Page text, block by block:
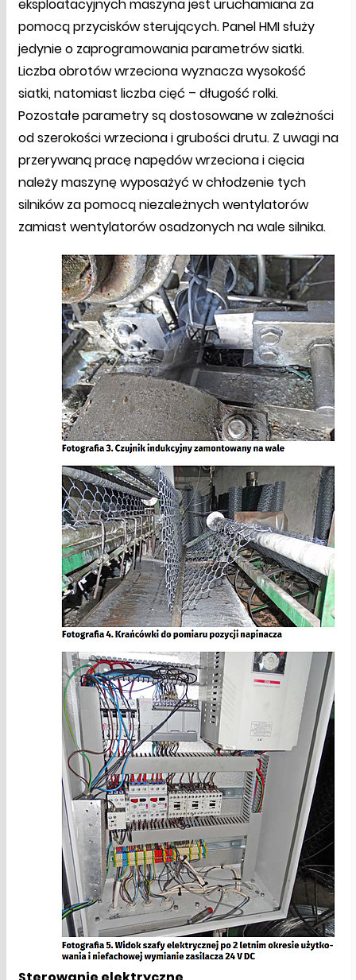
eksploatacyjnych maszyna jest uruchamiana za
pomocą przycisków sterujących. Panel HMI służy
jedynie o zaprogramowania parametrów siatki.
Liczba obrotów wrzeciona wyznacza wysokość
siatki, natomiast liczba cięć – długość rolki.
Pozostałe parametry są dostosowane w zależności
od szerokości wrzeciona i grubości drutu. Z uwagi na
przerywaną pracę napędów wrzeciona i cięcia
należy maszynę wyposażyć w chłodzenie tych
silników za pomocą niezależnych wentylatorów
zamiast wentylatorów osadzonych na wale silnika.